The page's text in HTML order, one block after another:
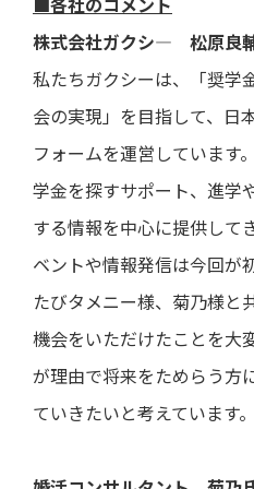
株式会社ガクシ― 松原良
私たちガクシーは、「奨学
会の実現」を目指して、日
フォームを運営しています
学金を探すサポート、進学
する情報を中心に提供して
ベントや情報発信は今回が
たびタメニー様、菊乃様と
機会をいただけたことを大
が理由で将来をためらう方
ていきたいと考えています。